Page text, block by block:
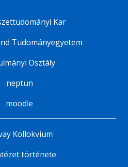
Kar
Tudományegyetem
Osztály
neptun
moodle
Kollokvium
története